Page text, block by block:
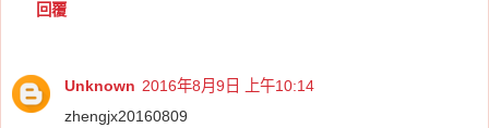
回覆
Unknown 2016年8月9日 上午10:14
zhengjx20160809